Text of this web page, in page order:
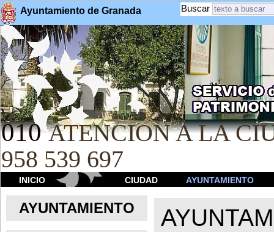
Ayuntamiento de Granada Buscar
010 ATENCION A LA
958 539 697
INICIO CIUDAD AYUNTAMIENTO
AYUNTAMIENTO